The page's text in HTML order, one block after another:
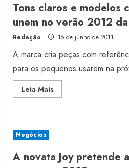
Tons claros e modelos
unem no verão 2012 da
Redação 15 de junho de 2011
A marca cria peças com
para os pequenos usarem na
Leia MaisRead
more
unem
no
Negócios
A novata Joy pretende